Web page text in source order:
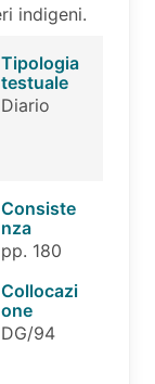
indigeni.
Tipologia
testuale
Diario
Consiste
nza
pp. 180
Collocazi
one
DG/94